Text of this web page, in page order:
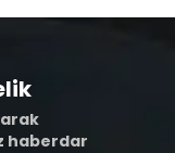
haberdar